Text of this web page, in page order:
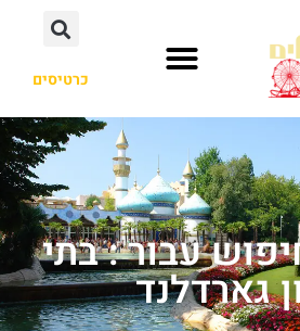
כרטיסים
עבור : בתי
גארדלנד